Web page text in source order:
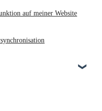
auf meiner Website